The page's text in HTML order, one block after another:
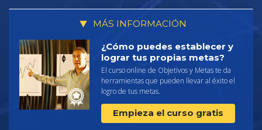
MÁS INFORMACIÓN
¿Cómo puedes establecer y
lograr tus propias metas?
El curso online de Objetivos y Metas te da
herramientas que pueden llevar al éxito el
logro de tus metas.
Empieza el curso gratis